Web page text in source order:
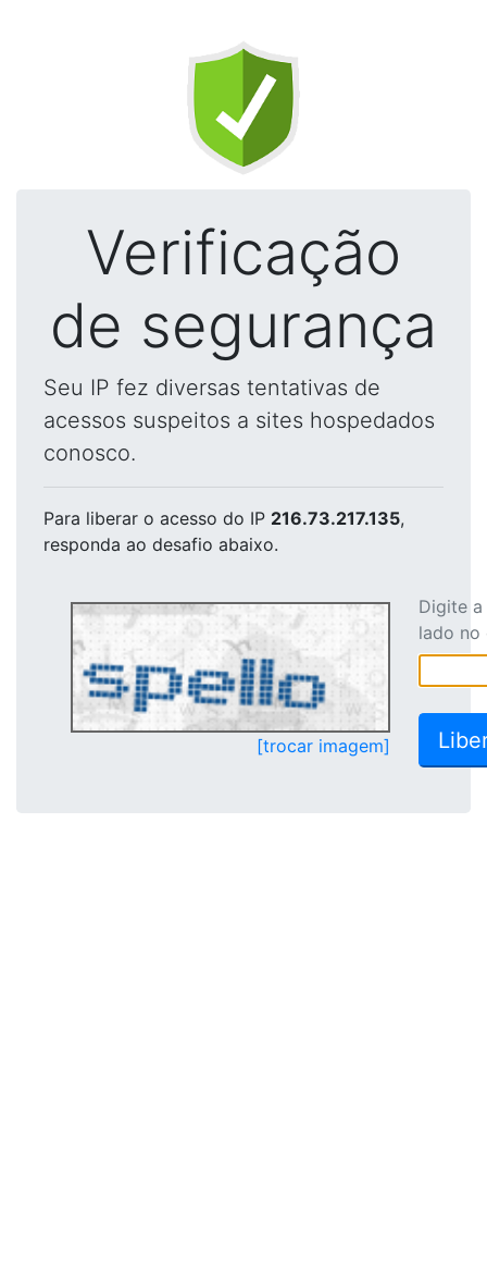
Verificação
de segurança
Seu IP fez diversas tentativas de
acessos suspeitos a sites hospedados
conosco.
Para liberar o acesso do IP 216.73.217.135,
responda ao desafio abaixo.
[trocar imagem]
Digite
lado no